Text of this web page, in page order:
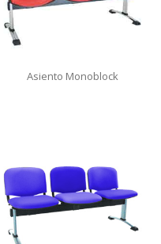
Asiento Monoblock